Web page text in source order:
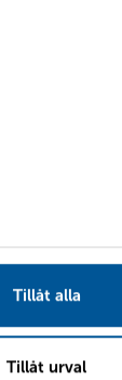
Tillåt alla
Tillåt urval